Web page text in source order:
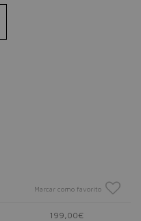
Marcar como favorito
199,00€